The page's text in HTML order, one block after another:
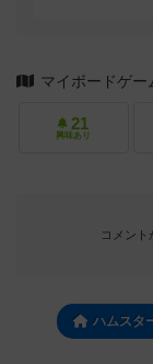
マイボードゲー
21
興味あり
コメント
ハムスタ